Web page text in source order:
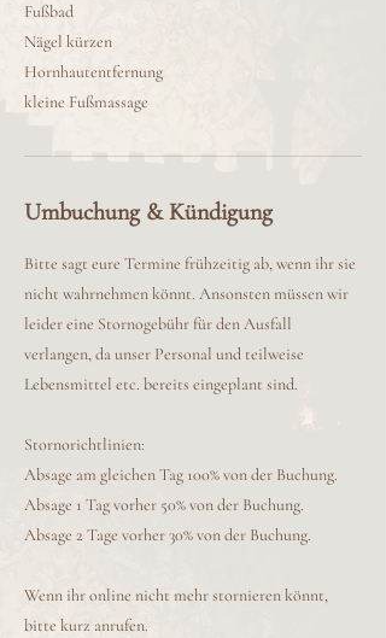
Fußbad
Nägel kürzen
Hornhautentfernung
kleine Fußmassage
Umbuchung & Kündigung
Bitte sagt eure Termine frühzeitig ab, wenn ihr sie
nicht wahrnehmen könnt. Ansonsten müssen wir
leider eine Stornogebühr für den Ausfall
verlangen, da unser Personal und teilweise
Lebensmittel etc. bereits eingeplant sind.
Stornorichtlinien:
Absage am gleichen Tag 100% von der Buchung.
Absage 1 Tag vorher 50% von der Buchung.
Absage 2 Tage vorher 30% von der Buchung.
Wenn ihr online nicht mehr stornieren könnt,
bitte kurz anrufen.